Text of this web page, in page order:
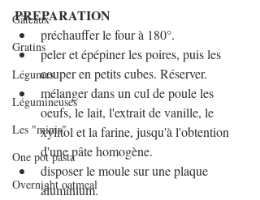
Gâteaux
Gratins
Légumes
Légumineuses
Les "minis"
One pot pasta
Overnight oatmeal
PREPARATION
préchauffer le four à 180°.
peler et épépiner les poires, puis les
couper en petits cubes. Réserver.
mélanger dans un cul de poule les
oeufs, le lait, l'extrait de vanille, le
xylitol et la farine, jusqu'à l'obtention
d'une pâte homogène.
disposer le moule sur une plaque
aluminium.